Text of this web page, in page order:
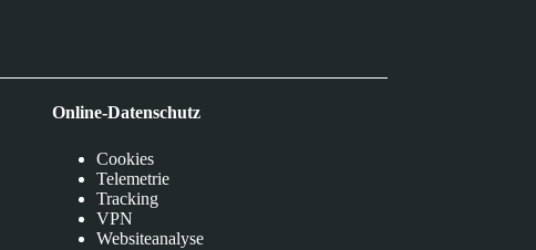
Online-Datenschutz
Cookies
Telemetrie
Tracking
VPN
Websiteanalyse